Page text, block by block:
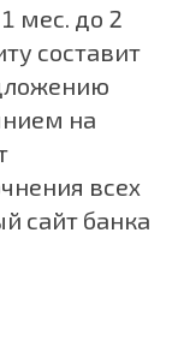
мес. до 2
составит
на
всех
сайт банка